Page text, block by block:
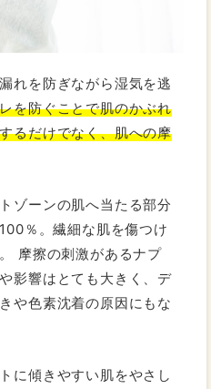
れを防ぎながら湿気を逃
を防ぐことで肌のかぶれ
るだけでなく、肌への摩
ゾーンの肌へ当たる部分
％。繊細な肌を傷つけ
摩擦の刺激があるナプ
影響はとても大きく、デ
や色素沈着の原因にもな
に傾きやすい肌をやさし